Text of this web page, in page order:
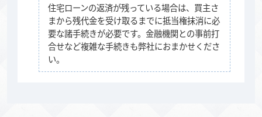
住宅ローンの返済が残っている場合は、買主さ
まから残代金を受け取るまでに抵当権抹消に必
要な諸手続きが必要です。金融機関との事前打
合せなど複雑な手続きも弊社におまかせくださ
い。